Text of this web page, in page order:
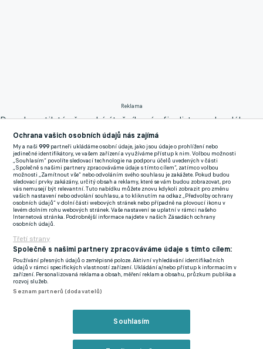
Reklama
Dvaadvacetiletý německý útočník má s finalistou uplynulého
ročníku Ligy mistrů podepsaný kontrakt do 30. června 2027.
Dortmund sice čekal od někdejší tváře RB Salzburg více, ale i
tak nemůže Adeyemi hovořit o nevydařené sezoně. Obdiv
vzbuzovala minimálně jeho rychlost, kterou trápil každou
defenzivu soupeřů.
V posledních týdnech se objevovaly v médiích zvěsti o tom, že
Borussia je svolná hráče uvolnit ze svých řad, pokud získá
odpovídající částku. Ta se má pohybovat okolo třiceti milionů
eur a ve hře jsou dokonce dva zájemci, kteří nyní zvažují
zaplatit.
ZMĚNA TRENÉRA EFEKT NEVYVOLALA. DE LIGT KOKETUJE
S MYŠLENKOU PŘESUNOUT SE NA OSTROVY
Podle německého listu Bild se na dostupnost Adeyemiho již
dotazoval Juventus, který by si uměl ofenzivní talent představit
Ochrana vašich osobních údajů nás zajímá
My a naši999 partneři ukládáme osobní údaje, jako jsou údaje o prohlížení nebo
jedinečné identifikátory, ve vašem zařízení a využíváme přístup k nim. Volbou možnosti
„Souhlasím“ povolíte sledovací technologie na podporu účelů uvedených v části
„Společně s našimi partnery zpracováváme údaje s tímto cílem“, zatímco volbou
možnosti „Zamítnout vše“ nebo odvoláním svého souhlasu je zakážete. Pokud budou
sledovací prvky zakázány, určitý obsah a reklamy, které se vám budou zobrazovat, pro
vás nemusejí být relevantní. Tuto nabídku můžete znovu kdykoli zobrazit pro změnu
vašich nastavení nebo odvolání souhlasu, a to kliknutím na odkaz „Předvolby ochrany
osobních údajů“ v dolní části webových stránek nebo případně na plovoucí ikonu v
levém dolním rohu webových stránek. Vaše nastavení se uplatní v rámci našeho
Internetová stránka. Podrobnější informace najdete v našich Zásadách ochrany
osobních údajů.
Třetí strany
Společně s našimi partnery zpracováváme údaje s tímto cílem:
Používání přesných údajů o zeměpisné poloze. Aktivní vyhledávání identifikačních
údajů v rámci specifických vlastností zařízení. Ukládání a/nebo přístup k informacím v
zařízení. Personalizovaná reklama a obsah, měření reklam a obsahu, průzkum publika a
rozvoj služeb.
Seznam partnerů (dodavatelů)
Souhlasím